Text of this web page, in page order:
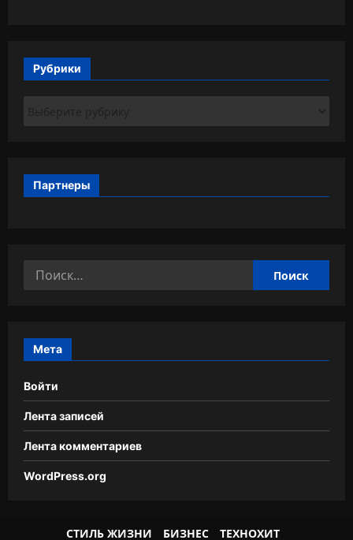
Рубрики
Партнеры
Найти:
Мета
Войти
Лента записей
Лента комментариев
WordPress.org
СТИЛЬ ЖИЗНИ БИЗНЕС ТЕХНОХИТ